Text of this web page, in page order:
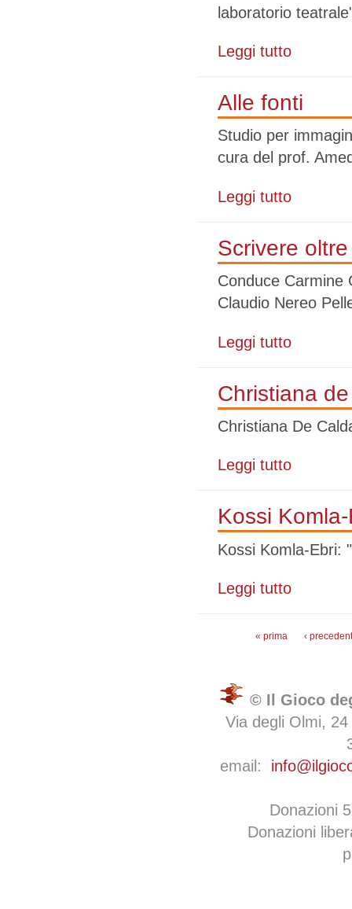
laboratorio
Leggi tutto
Alle fonti
Studio per
cura del prof.
Leggi tutto
Scrivere
Conduce Carmine
Claudio Nereo
Leggi tutto
Christiana
Christiana De
Leggi tutto
Kossi
Kossi Komla-Ebri:
Leggi tutto
Pagine« prima ‹
© Il Gioco
Via degli Olmi,
email:
Donazioni
Donazioni